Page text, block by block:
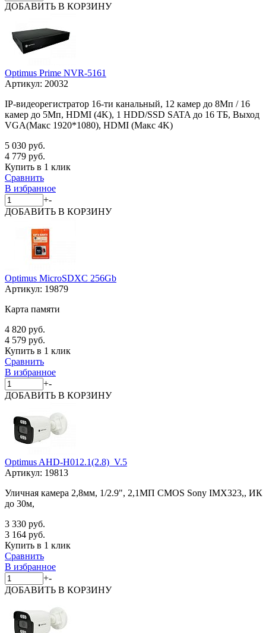
ДОБАВИТЬ В КОРЗИНУ
Optimus Prime NVR-5161
Артикул: 20032
IP-видеорегистратор 16-ти канальный, 12 камер до 8Мп / 16
камер до 5Мп, HDMI (4K), 1 HDD/SSD SATA до 16 ТБ, Выход
VGA(Макс 1920*1080), HDMI (Макс 4K)
5 030 руб.
4 779 руб.
Купить в 1 клик
Сравнить
В избранное
+-
ДОБАВИТЬ В КОРЗИНУ
Optimus MicroSDXC 256Gb
Артикул: 19879
Карта памяти
4 820 руб.
4 579 руб.
Купить в 1 клик
Сравнить
В избранное
+-
ДОБАВИТЬ В КОРЗИНУ
Optimus AHD-H012.1(2.8)_V.5
Артикул: 19813
Уличная камера 2,8мм, 1/2.9", 2,1МП CMOS Sony IMX323,, ИК
до 30м,
3 330 руб.
3 164 руб.
Купить в 1 клик
Сравнить
В избранное
+-
ДОБАВИТЬ В КОРЗИНУ